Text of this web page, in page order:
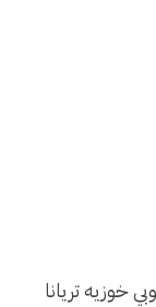
خوزيه تريانا